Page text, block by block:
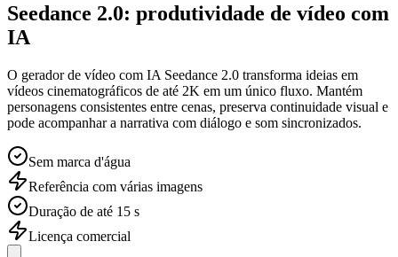
Seedance 2.0: produtividade de vídeo com
IA
O gerador de vídeo com IA Seedance 2.0 transforma ideias em
vídeos cinematográficos de até 2K em um único fluxo. Mantém
personagens consistentes entre cenas, preserva continuidade visual e
pode acompanhar a narrativa com diálogo e som sincronizados.
Sem marca d'água
Referência com várias imagens
Duração de até 15 s
Licença comercial